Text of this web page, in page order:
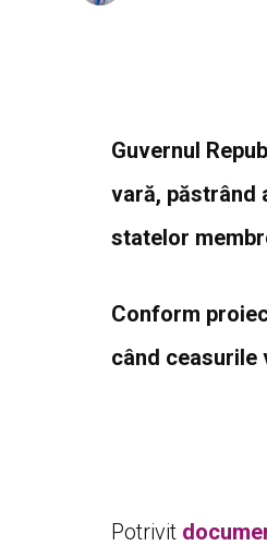
Guvernul
vară, păstrând
statelor
Conform
când ceasurile
Potrivit